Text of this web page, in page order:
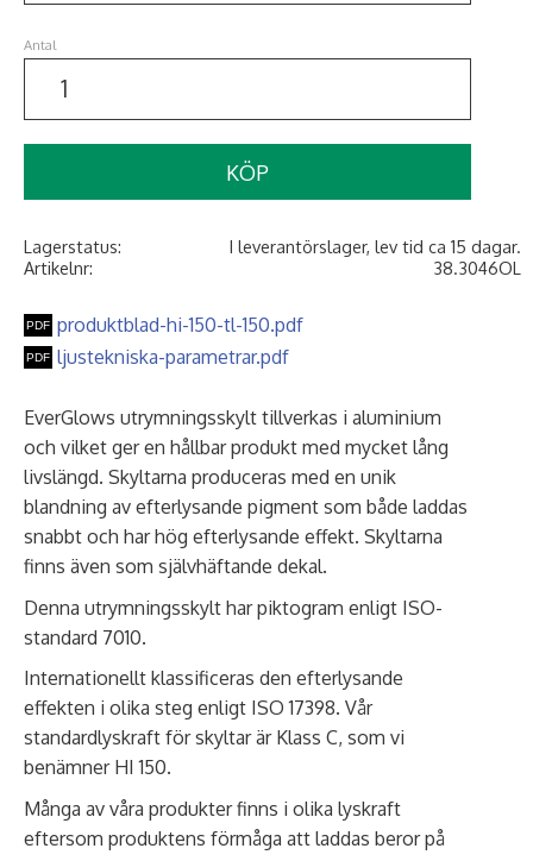
Antal
KÖP
Lagerstatus
I leverantörslager, lev tid ca 15 dagar.
Artikelnr
38.3046OL
produktblad-hi-150-tl-150.pdf
ljustekniska-parametrar.pdf
EverGlows utrymningsskylt tillverkas i aluminium
och vilket ger en hållbar produkt med mycket lång
livslängd. Skyltarna produceras med en unik
blandning av efterlysande pigment som både laddas
snabbt och har hög efterlysande effekt. Skyltarna
finns även som självhäftande dekal.
Denna utrymningsskylt har piktogram enligt ISO-
standard 7010.
Internationellt klassificeras den efterlysande
effekten i olika steg enligt ISO 17398. Vår
standardlyskraft för skyltar är Klass C, som vi
benämner HI 150.
Många av våra produkter finns i olika lyskraft
eftersom produktens förmåga att laddas beror på